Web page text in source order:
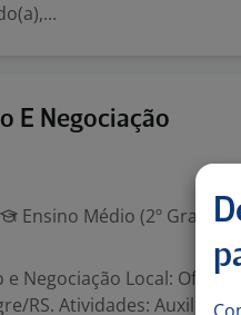
E Negociação
Ensino Médio (2º Grau)
Negociação Local: Office do
RS. Atividades: Auxiliar